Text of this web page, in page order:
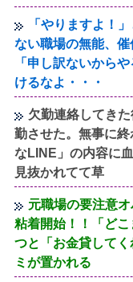
「やりますよ！
ない職場の無能、
「申し訳ないから
けるなよ・・・
欠勤連絡してき
勤させた。無事に
なLINE」の内容に
見抜かれてて草
元職場の要注意
粘着開始！！「ど
つと「お金貸して
ミが置かれる